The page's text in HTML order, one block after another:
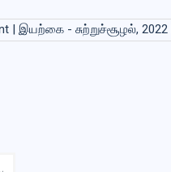
| இயற்கை - சுற்றுச்சூழல்,